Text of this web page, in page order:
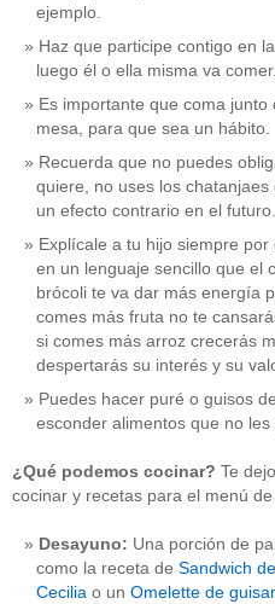
ejemplo.
Haz que participe contigo en
luego él o ella misma va comer.
Es importante que coma
mesa, para que sea un hábito.
Recuerda que no puedes
quiere, no uses los
un efecto contrario en el futuro.
Explícale a tu hijo siempre
en un lenguaje sencillo que el
brócoli te va dar más energía
comes más fruta no te
si comes más arroz crecerás
despertarás su interés y su
Puedes hacer puré o guisos
esconder alimentos que no les
¿Qué podemos cocinar? Te
cocinar y recetas para el menú
Desayuno: Una porción de
como la receta de Sandwich
Cecilia o un Omelette de